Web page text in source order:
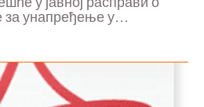
за унапређење у...